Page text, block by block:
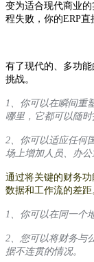
变为适合现代商业
程失败，你的ERP直
有了现代的、多功
挑战。
1 、你可以在瞬间重
哪里，它都可以随时
2、你可以适应任何
场上增加人员、办公
通过将关键的财务
数据和工作流的差距
1 、你可以在同一个
2、您可以将财务与
据不连贯的情况。